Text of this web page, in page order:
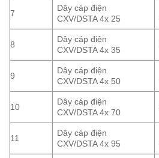
7
Dây cáp điện
CXV/DSTA 4x 25
8
Dây cáp điện
CXV/DSTA 4x 35
9
Dây cáp điện
CXV/DSTA 4x 50
10
Dây cáp điện
CXV/DSTA 4x 70
11
Dây cáp điện
CXV/DSTA 4x 95